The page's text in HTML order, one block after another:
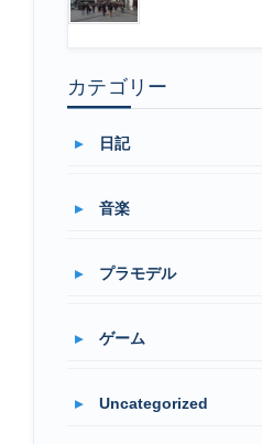
カテゴリー
日記
音楽
プラモデル
ゲーム
Uncategorized